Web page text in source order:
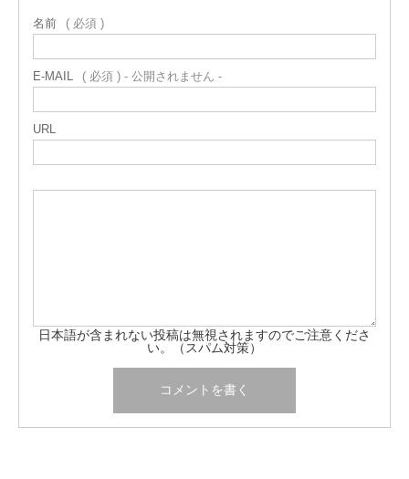
名前 ( 必須 )
E-MAIL ( 必須 ) - 公開されません -
URL
日本語が含まれない投稿は無視されますのでご注意くださ
い。（スパム対策）